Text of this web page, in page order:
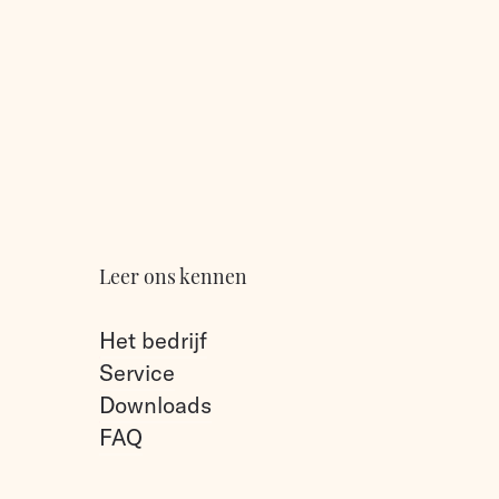
Leer ons kennen
Het bedrijf
Service
Downloads
FAQ